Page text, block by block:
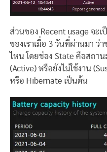
ส่วนของ Recent usage จะ
ของเราเมื่อ 3 วันที่ผ่านมา ว่
ไหน โดยช่อง State คือสถาน
(Active) หรือยังไม่ใช้งาน
หรือ Hibernate เป็นต้น